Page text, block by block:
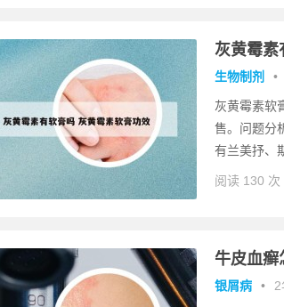
灰黄霉素
生物制剂 •
灰黄霉素软
售。问题分
有兰美抒、
阅读 130 次
牛皮血癣
银屑病 •